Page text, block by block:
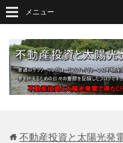
メニュー
不動産投資と太陽光発